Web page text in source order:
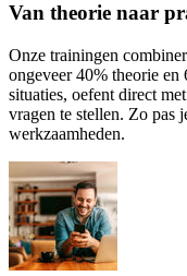
Van theorie naar
Onze trainingen
ongeveer 40% theorie
situaties, oefent direct
vragen te stellen. Zo pas
werkzaamheden.